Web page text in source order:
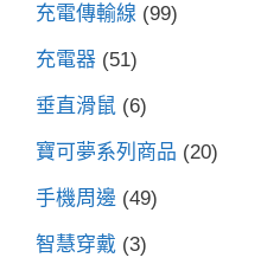
充電傳輸線 (99)
充電器 (51)
垂直滑鼠 (6)
寶可夢系列商品 (20)
手機周邊 (49)
智慧穿戴 (3)